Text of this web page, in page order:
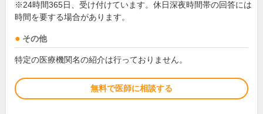
※24時間365日、受け付けています。休日深夜時間帯の回答には
時間を要する場合があります。
その他
特定の医療機関名の紹介は行っておりません。
無料で医師に相談する